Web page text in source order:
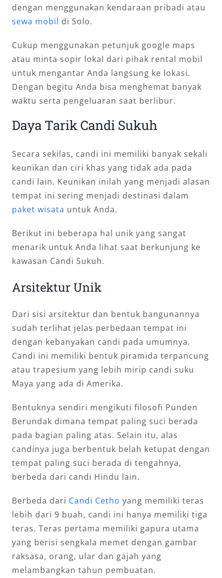
dengan menggunakan kendaraan pribadi atau
sewa mobil di Solo.
Cukup menggunakan petunjuk google maps
atau minta sopir lokal dari pihak rental mobil
untuk mengantar Anda langsung ke lokasi.
Dengan begitu Anda bisa menghemat banyak
waktu serta pengeluaran saat berlibur.
Daya Tarik Candi Sukuh
Secara sekilas, candi ini memiliki banyak sekali
keunikan dan ciri khas yang tidak ada pada
candi lain. Keunikan inilah yang menjadi alasan
tempat ini sering menjadi destinasi dalam
paket wisata untuk Anda.
Berikut ini beberapa hal unik yang sangat
menarik untuk Anda lihat saat berkunjung ke
kawasan Candi Sukuh.
Arsitektur Unik
Dari sisi arsitektur dan bentuk bangunannya
sudah terlihat jelas perbedaan tempat ini
dengan kebanyakan candi pada umumnya.
Candi ini memiliki bentuk piramida terpancung
atau trapesium yang lebih mirip candi suku
Maya yang ada di Amerika.
Bentuknya sendiri mengikuti filosofi Punden
Berundak dimana tempat paling suci berada
pada bagian paling atas. Selain itu, alas
candinya juga berbentuk belah ketupat dengan
tempat paling suci berada di tengahnya,
berbeda dari candi Hindu lain.
Berbeda dari Candi Cetho yang memiliki teras
lebih dari 9 buah, candi ini hanya memiliki tiga
teras. Teras pertama memiliki gapura utama
yang berisi sengkala memet dengan gambar
raksasa, orang, ular dan gajah yang
melambangkan tahun pembuatan.